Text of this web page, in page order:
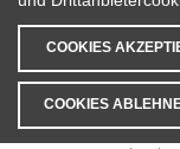
HERSTELLER
www.the-
COOKIES
COOKIES